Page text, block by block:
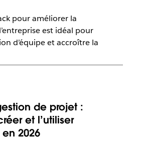
pour améliorer la
est idéal pour
d’équipe et accroître la
de projet :
et l’utiliser
2026